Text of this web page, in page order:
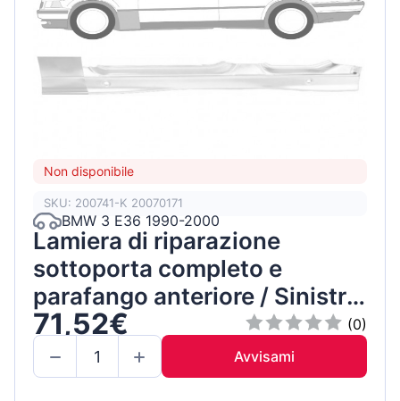
Non disponibile
SKU: 200741-K 20070171
BMW 3 E36 1990-2000
Lamiera di riparazione
sottoporta completo e
parafango anteriore / Sinistra
/ Set
71,52€
(0)
Avvisami